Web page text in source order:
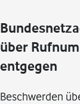
über
entgegen
Beschwerden